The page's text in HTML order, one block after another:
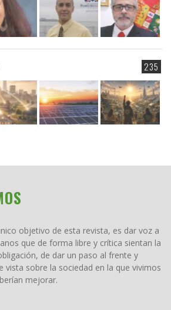
235
objetivo de esta revista, es dar voz a
que de forma libre y crítica sientan la
de dar un paso al frente y
vista sobre la sociedad en la que vivimos
mejorar.